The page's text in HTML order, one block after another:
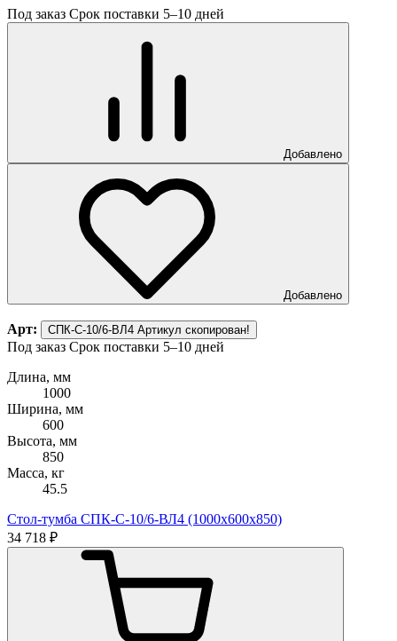
Под заказ Срок поставки 5–10 дней
Добавлено
Добавлено
Арт: СПК-С-10/6-ВЛ4 Артикул скопирован!
Под заказ Срок поставки 5–10 дней
Длина, мм
1000
Ширина, мм
600
Высота, мм
850
Масса, кг
45.5
Стол-тумба СПК-С-10/6-ВЛ4 (1000х600х850)
34 718 ₽